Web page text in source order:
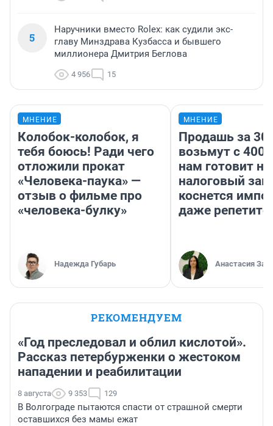
5
Наручники вместо Rolex: как судили экс-
главу Минздрава Кузбасса и бывшего
миллионера Дмитрия Беглова
4 956 15
МНЕНИЕ
Колобок-колобок, я
тебя боюсь! Ради чего
отложили прокат
«Человека-паука» —
отзыв о фильме про
«человека-булку»
Надежда Губарь
МНЕНИЕ
Продашь за
возьмут с
нам готовит
налоговый
коснется
даже
Анастасия
РЕКОМЕНДУЕМ
«Год преследовал и облил кислотой».
Рассказ петербурженки о жестоком
нападении и реабилитации
8 августа 9 353 129
В Волгограде пытаются спасти от страшной смерти
оставшихся без мамы ежат